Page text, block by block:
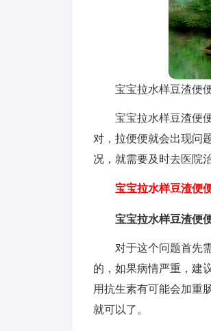
宝宝拉水样豆渣便
宝宝拉水样豆渣便
对，拉便便就会出现问
况，就需要及时去医院
宝宝拉水样豆渣便便
宝宝拉水样豆渣便
对于这个问题首先
的，如果病情严重，建
用抗生素有可能会加重
就可以了。